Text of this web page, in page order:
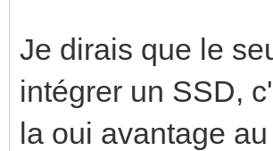
Je dirais que le
intégrer un SSD,
la oui avantage